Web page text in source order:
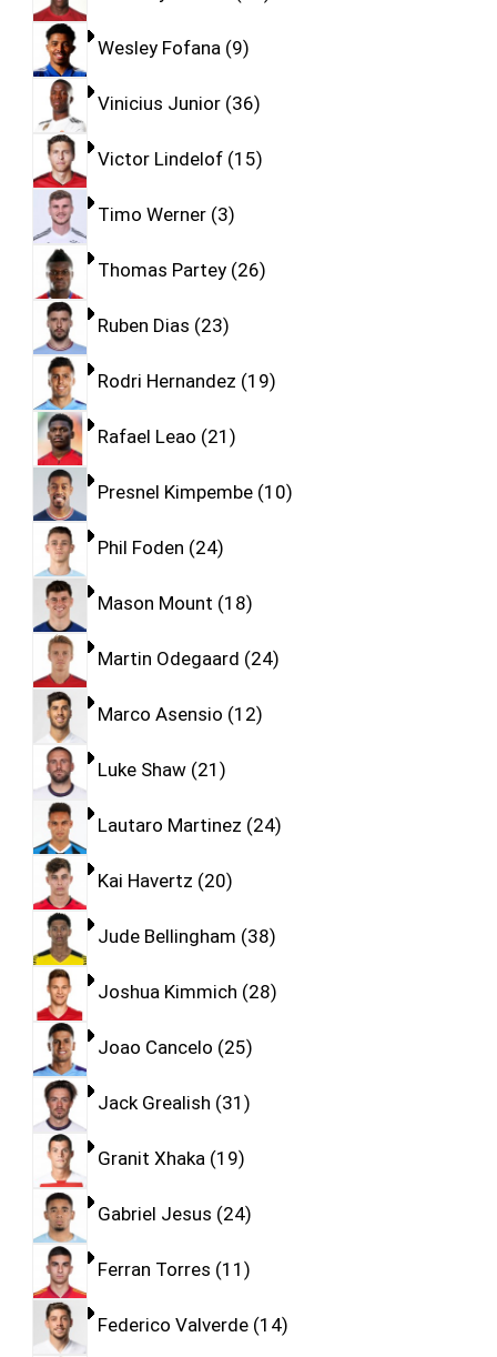
Wesley Fofana 9
Vinicius Junior 36
Victor Lindelof 15
Timo Werner 3
Thomas Partey 26
Ruben Dias 23
Rodri Hernandez 19
Rafael Leao 21
Presnel Kimpembe 10
Phil Foden 24
Mason Mount 18
Martin Odegaard 24
Marco Asensio 12
Luke Shaw 21
Lautaro Martinez 24
Kai Havertz 20
Jude Bellingham 38
Joshua Kimmich 28
Joao Cancelo 25
Jack Grealish 31
Granit Xhaka 19
Gabriel Jesus 24
Ferran Torres 11
Federico Valverde 14